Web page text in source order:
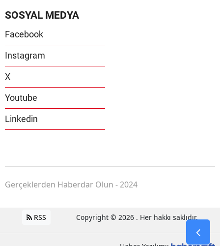
SOSYAL MEDYA
Facebook
Instagram
X
Youtube
Linkedin
Gerçeklerden Haberdar Olun - 2024
RSS Copyright © 2026 . Her hakkı saklıdır.